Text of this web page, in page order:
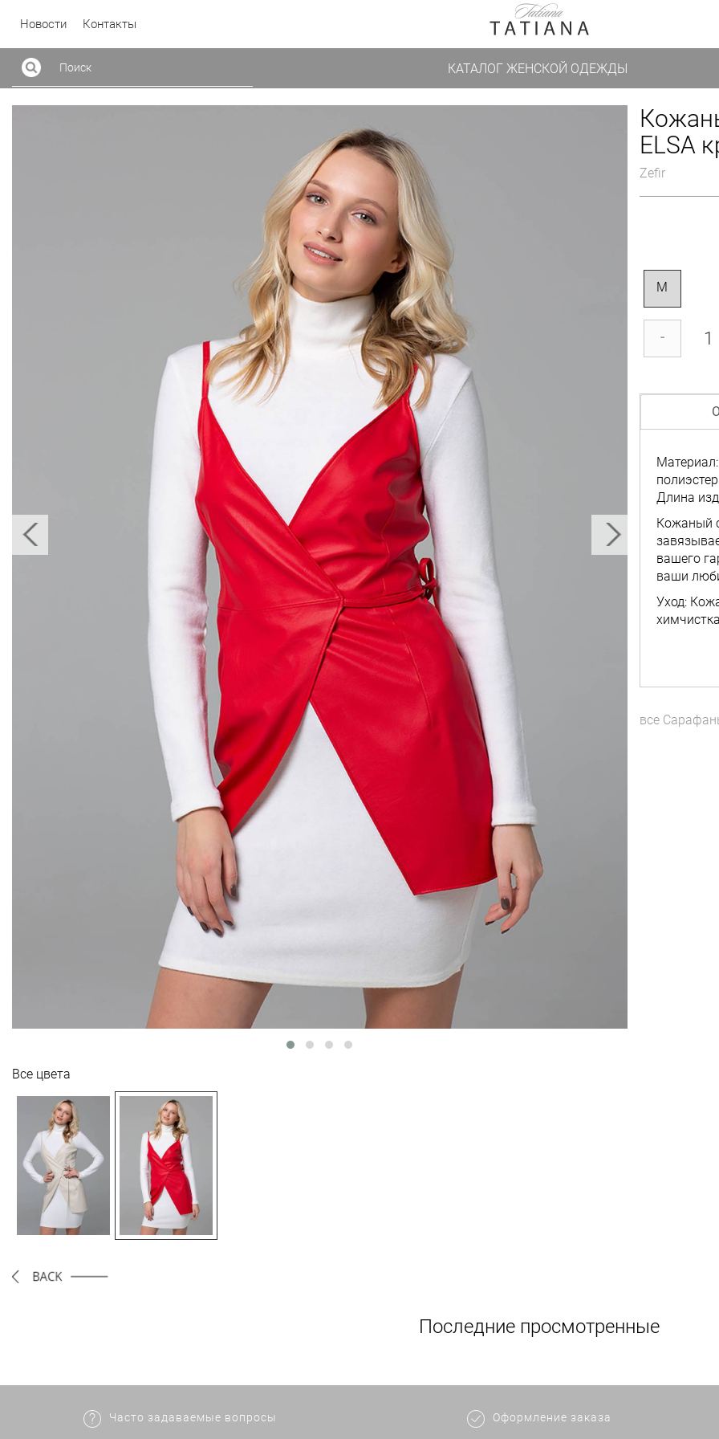
Новости Контакты
КАТАЛОГ ЖЕНСКОЙ ОДЕЖДЫ
Все цвета
ELSA
Zefir
M
-
Длина
Кожаный
вашего
ваши
Уход:
все
Последние просмотренные
Часто задаваемые вопросы Оформление заказа